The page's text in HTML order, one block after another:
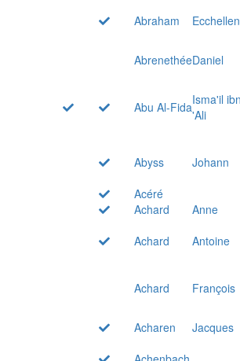
Abraham
AbrenethéeDaniel
Abu Al-FidaIsma'il
'Ali
Abyss
Johann
Acéré
Achard
Anne
Achard
Antoine
Achard
François
Acharen
Jacques